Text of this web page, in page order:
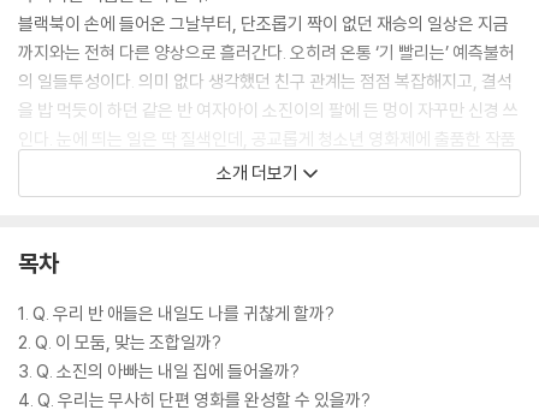
블랙북이 손에 들어온 그날부터, 단조롭기 짝이 없던 재승의 일상은 지금
까지와는 전혀 다른 양상으로 흘러간다. 오히려 온통 ‘기 빨리는’ 예측불허
의 일들투성이다. 의미 없다 생각했던 친구 관계는 점점 복잡해지고, 결석
을 밥 먹듯이 하던 같은 반 여자아이 소진이의 팔에 든 멍이 자꾸만 신경 쓰
인다. 눈에 띄는 일은 딱 질색인데, 공교롭게 청소년 영화제에 출품한 작품
이 좋은 성적을 거두면서 자신과 주변 사람들을 위험에 빠뜨리고 만다.
내일에 대한 답을 준다는 설정의 《블랙북》. 그러나 이 소설은 특별한 기대
소개 더보기
목차
1. Q. 우리 반 애들은 내일도 나를 귀찮게 할까?
2. Q. 이 모둠, 맞는 조합일까?
3. Q. 소진의 아빠는 내일 집에 들어올까?
4. Q. 우리는 무사히 단편 영화를 완성할 수 있을까?